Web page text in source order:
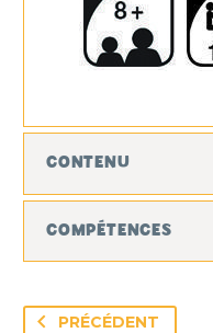
CONTENU
COMPÉTENCES
PRÉCÉDENT